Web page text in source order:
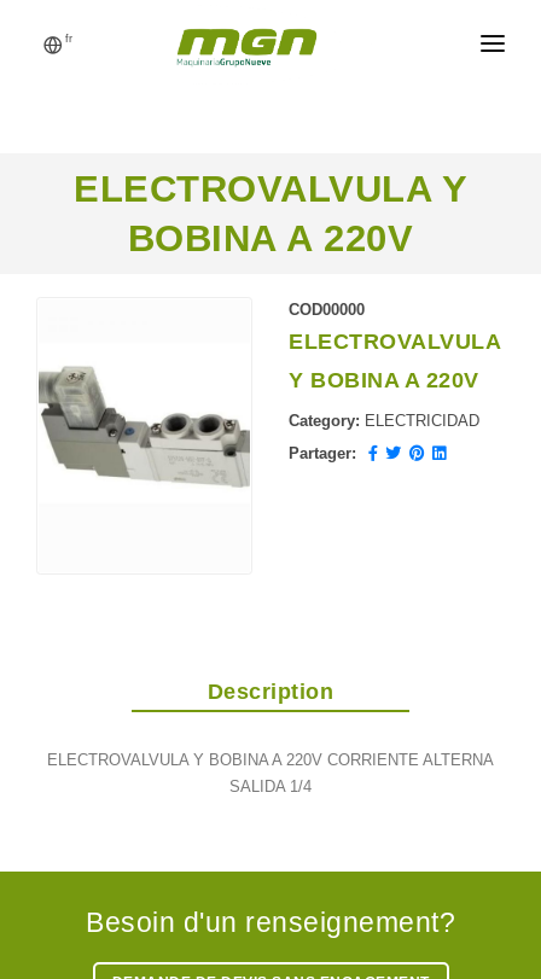
fr
PROCESSUS
NOUVELLES
DEMANDEZ UN DEVIS
ELECTROVALVULA Y
BOBINA A 220V
COD00000
ELECTROVALVULA
Y BOBINA A 220V
Category: ELECTRICIDAD
Partager:
Description
ELECTROVALVULA Y BOBINA A 220V CORRIENTE ALTERNA
SALIDA 1/4
Besoin d'un renseignement?